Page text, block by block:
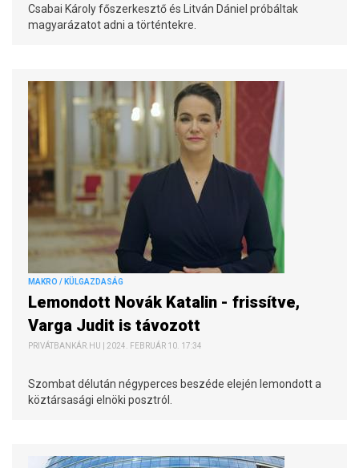
Csabai Károly főszerkesztő és Litván Dániel próbáltak
magyarázatot adni a történtekre.
MAKRO / KÜLGAZDASÁG
Lemondott Novák Katalin - frissítve,
Varga Judit is távozott
PRIVÁTBANKÁR.HU | 2024. FEBRUÁR 10. 17:34
Szombat délután négyperces beszéde elején lemondott a
köztársasági elnöki posztról.